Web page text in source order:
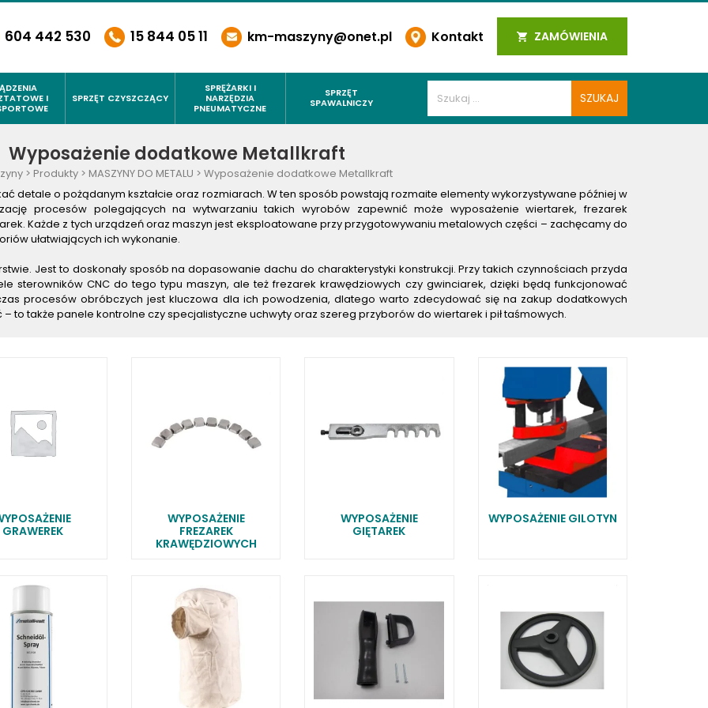
ZAMÓWIENIA
Kontakt
km-maszyny@onet.pl
15 844 05 11
604 442 530
I
UNICRAFT
DO PIASKOWANIA UNICRAFT
INDUKCYJNE UNICRAFT
POWIETRZA UNICRAFT
HYDRAULICZNE SŁUPKOWE
SAMOCHODOWE UNICRAFT
UNICRAFT
UNICRAFT
ZABEZPIECZAJĄCE UNICRAFT
TRANSPORTOWE UNICRAFT
ŚCIENNE UNICRAFT
DODATKOWE
SPRZĘT CZYSZCZĄCY
CLEANCRAFT
ODKURZACZE PRZEMYSŁOWE
CLEANCRAFT
POMPY WODY CLEANCRAFT
SZOROWARKI AUTOMATYCZNE
CLEANCRAFT
ZAMIATARKI BEZPYŁOWE CLEANCRAFT
WYPOSAŻENIE DODATKOWE
SPRĘŻARKI I
NARZĘDZIA
PNEUMATYCZNE
OSUSZACZE POWIETRZA ABSORBCYJNE
SEPARATORY WODA-OLEJ
SPRĘŻARKI ŚRUBOWE
SPRĘŻARKI TŁOKOWE
WYPOSAŻENIE DODATKOWE MASZYN DO
DREWNA
SPRZĘT
SPAWALNICZY
CZYSZCZENIE SPOIN
OBROTNIKI SPAWALNICZE
ODCIĄGI SPAWALNICZE
PRZECINARKI PLAZMOWE
PRZYŁBICE SPAWALNICZE
SPAWARKI
WYPOSAŻENIE DODATKOWE
Wyposażenie dodatkowe Metallkraft
> Produkty > MASZYNY DO METALU > Wyposażenie dodatkowe Metallkraft
detale o pożądanym kształcie oraz rozmiarach. W ten sposób powstają rozmaite elementy wykorzystywane później w
procesów polegających na wytwarzaniu takich wyrobów zapewnić może wyposażenie wiertarek, frezarek
Każde z tych urządzeń oraz maszyn jest eksploatowane przy przygotowywaniu metalowych części – zachęcamy do
ułatwiających ich wykonanie.
Jest to doskonały sposób na dopasowanie dachu do charakterystyki konstrukcji. Przy takich czynnościach przyda
sterowników CNC do tego typu maszyn, ale też frezarek krawędziowych czy gwinciarek, dzięki będą funkcjonować
procesów obróbczych jest kluczowa dla ich powodzenia, dlatego warto zdecydować się na zakup dodatkowych
to także panele kontrolne czy specjalistyczne uchwyty oraz szereg przyborów do wiertarek i pił taśmowych.
GRAWEREK
WYPOSAŻENIE
FREZAREK
KRAWĘDZIOWYCH
WYPOSAŻENIE
GIĘTAREK
WYPOSAŻENIE GILOTYN